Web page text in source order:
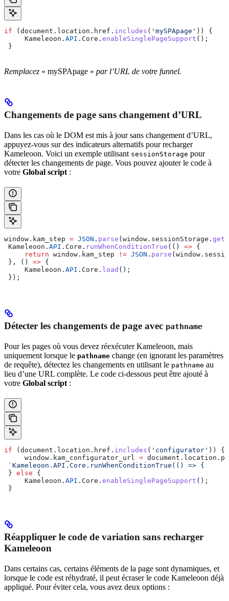
if ( document . location . href . includes ( 'mySPApage' )) {
     Kameleoon
. API . Core . enableSinglePageSupport ();
}
Remplacez « mySPApage » par l’URL de votre funnel.
Changements de page sans changement d’URL
Dans les cas où le DOM est mis à jour sans changement d’URL,
appuyez-vous sur des indicateurs alternatifs pour recharger
Kameleoon. Voici un exemple utilisant sessionStorage pour
détecter les changements de page. Vous pouvez ajouter le code à
votre Global script :
window . kam_step = JSON . parse ( window . sessionStorage .
Kameleoon . API . Core . runWhenConditionTrue (() => {
     return
window . kam_step != JSON . parse ( window .
}, () => {
     Kameleoon
. API . Core . load ();
});
Détecter les changements de page avec pathname
Pour les pages où vous devez réexécuter Kameleoon, mais
uniquement lorsque le pathname change (en ignorant les paramètres
de requête), détectez les changements en utilisant le pathname au
lieu d’une URL complète. Le code ci-dessous peut être ajouté à
votre Global script :
if ( document . location . href . includes ( 'configurator' )) {
     window
. kam_configurator_url = document . location .
`Kameleoon.API.Core.runWhenConditionTrue(() => {
} else {
     Kameleoon
. API . Core . enableSinglePageSupport ();
}
Réappliquer le code de variation sans recharger
Kameleoon
Dans certains cas, certains éléments de la page sont dynamiques, et
lorsque le code est réhydraté, il peut écraser le code Kameleoon déjà
appliqué. Pour éviter cela, vous avez deux options :